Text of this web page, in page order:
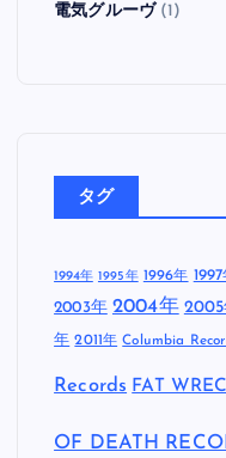
電気グルーヴ(1)
タグ
1994年 1995年 1996年
2003年 2004年 2005
年 2011年 Columbia
Records FAT
OF DEATH